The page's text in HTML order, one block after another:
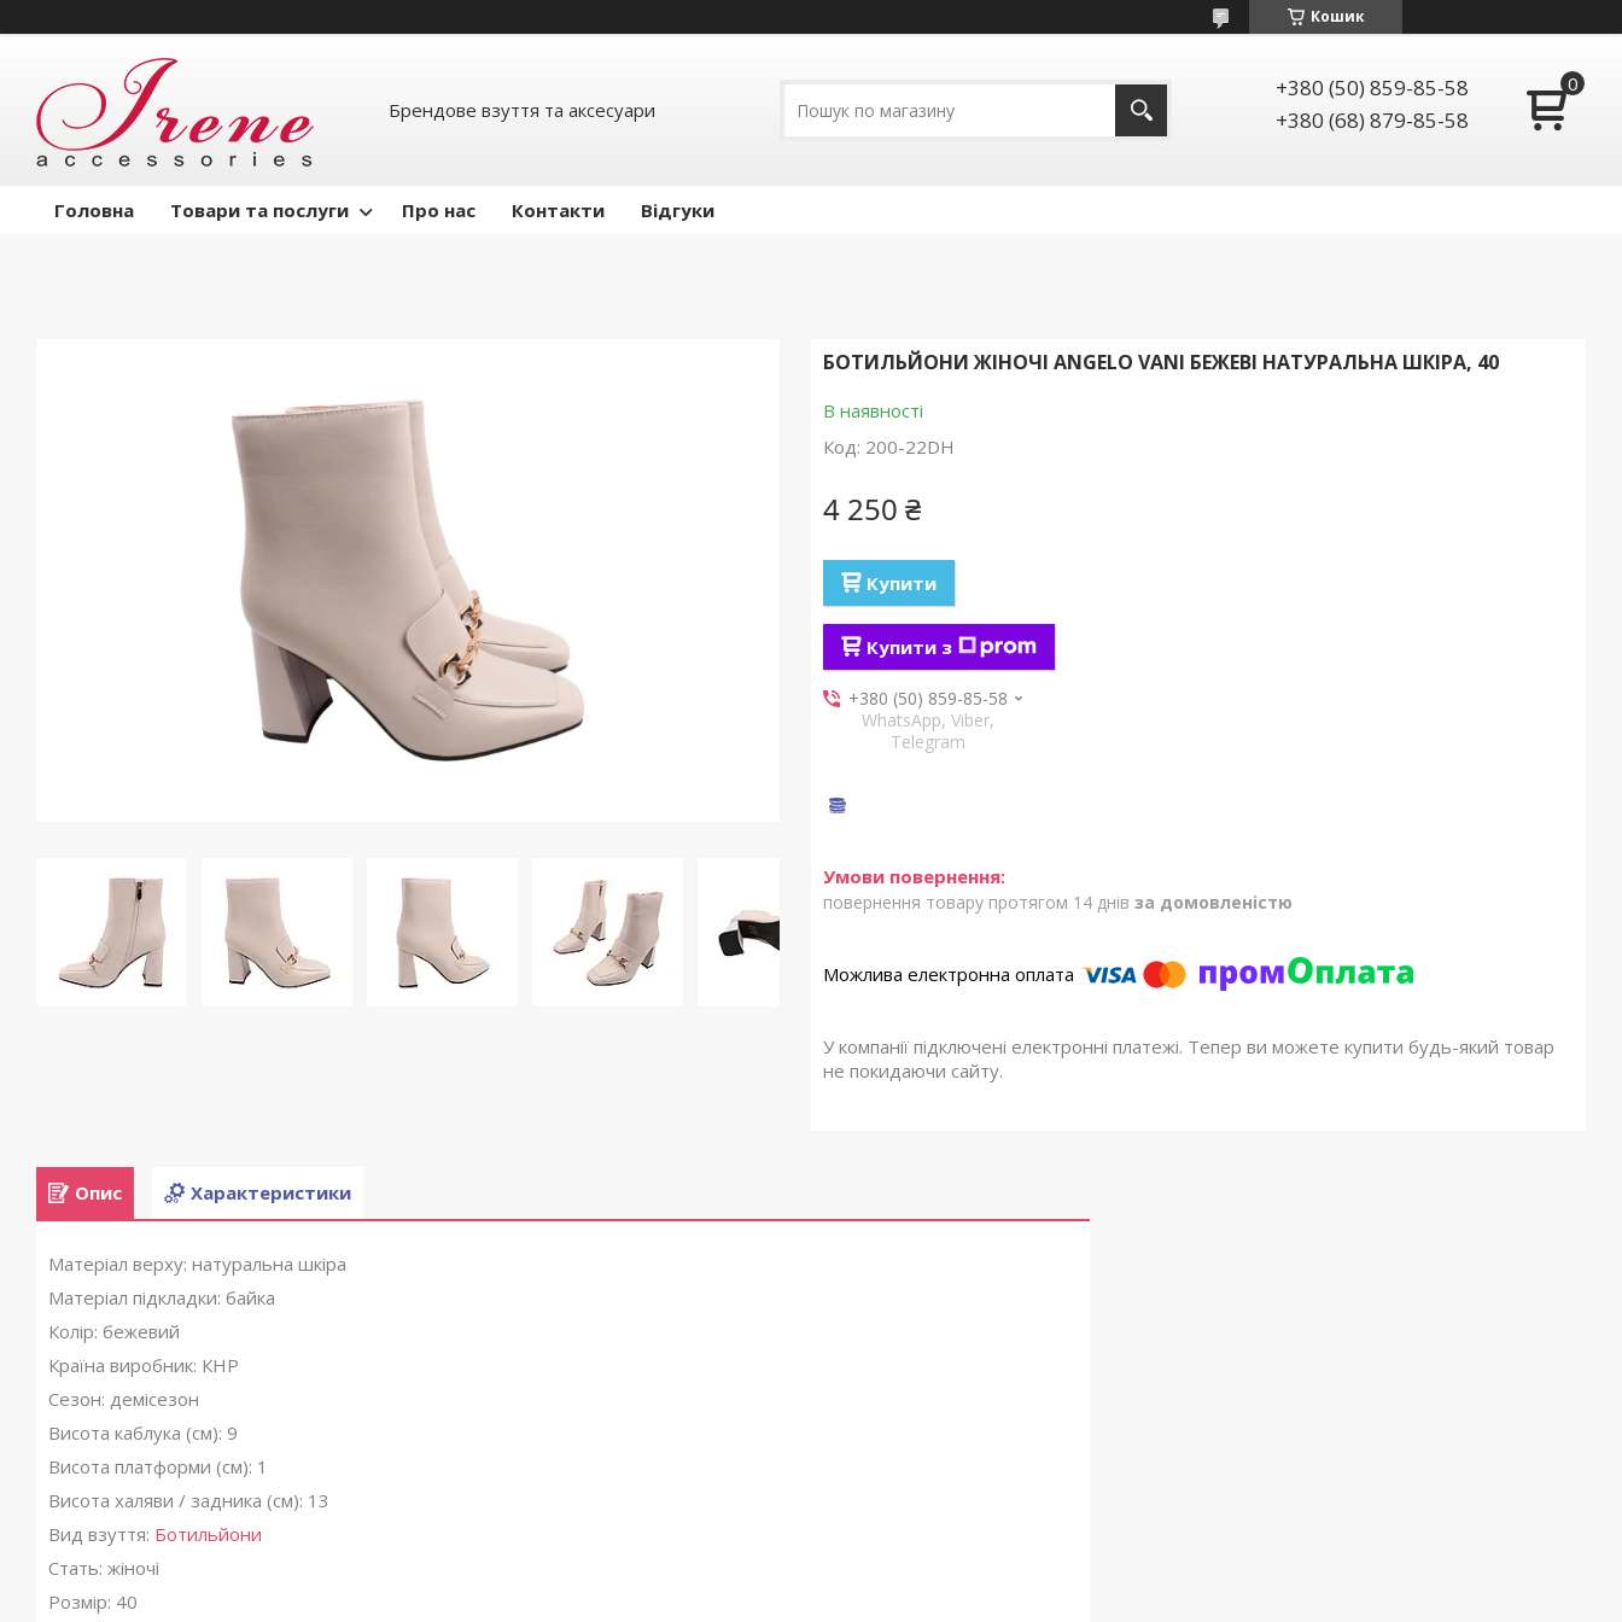
Кошик
Брендове взуття та аксесуари
+380 (50) 859-85-58
+380 (68) 879-85-58
Головна Товари та послуги Про нас Контакти Відгуки
БОТИЛЬЙОНИ ЖІНОЧІ ANGELO VANI БЕЖЕВІ НАТУРАЛЬНА ШКІРА, 40
В наявності
Код: 200-22DH
4 250 ₴
Купити
Купити з
+380 (50) 859-85-58
WhatsApp, Viber,
Telegram
повернення товару протягом 14 днів за домовленістю
У компанії підключені електронні платежі. Тепер ви можете купити будь-який товар
не покидаючи сайту.
Опис Характеристики
Матеріал верху: натуральна шкіра
Матеріал підкладки: байка
Колір: бежевий
Країна виробник: КНР
Сезон: демісезон
Висота каблука (см): 9
Висота платформи (см): 1
Висота халяви / задника (см): 13
Вид взуття: Ботильйони
Стать: жіночі
Розмір: 40